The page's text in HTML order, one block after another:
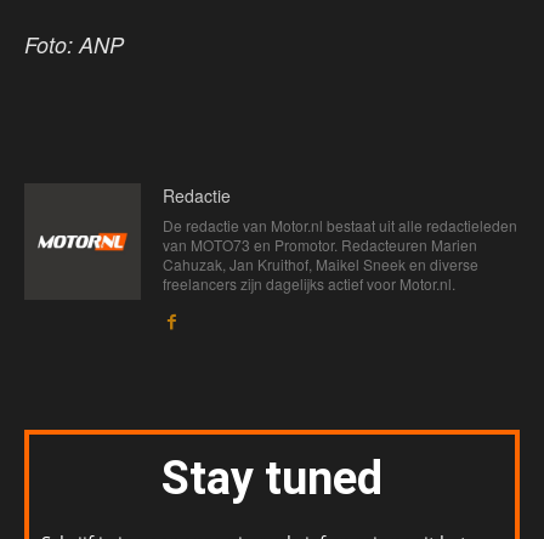
Foto: ANP
Redactie
De redactie van Motor.nl bestaat uit alle redactieleden
van MOTO73 en Promotor. Redacteuren Marien
Cahuzak, Jan Kruithof, Maikel Sneek en diverse
freelancers zijn dagelijks actief voor Motor.nl.
Stay tuned